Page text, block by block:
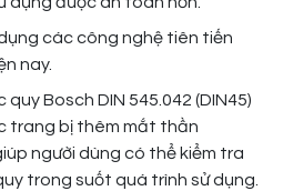
các công nghệ tiên tiến
nay.
Bosch DIN 545.042 (DIN45)
trang bị thêm mắt thần
người dùng có thể kiểm tra
trong suốt quá trình sử dụng.